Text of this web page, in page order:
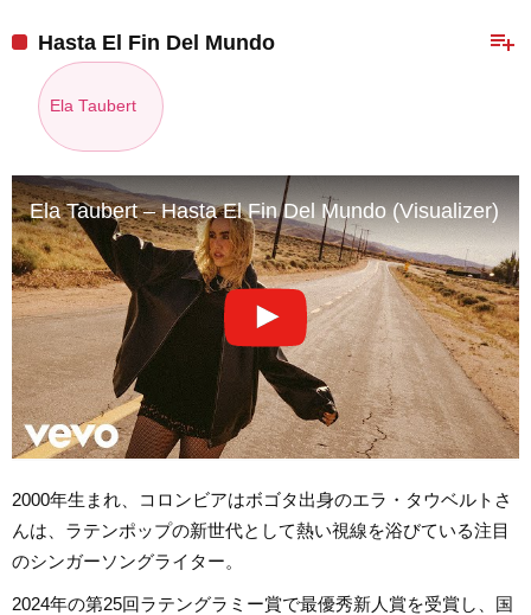
playlist_add
Hasta El Fin Del Mundo
Ela Taubert
Ela Taubert – Hasta El Fin Del Mundo (Visualizer)
2000年生まれ、コロンビアはボゴタ出身のエラ・タウベルトさ
んは、ラテンポップの新世代として熱い視線を浴びている注目
のシンガーソングライター。
2024年の第25回ラテングラミー賞で最優秀新人賞を受賞し、国